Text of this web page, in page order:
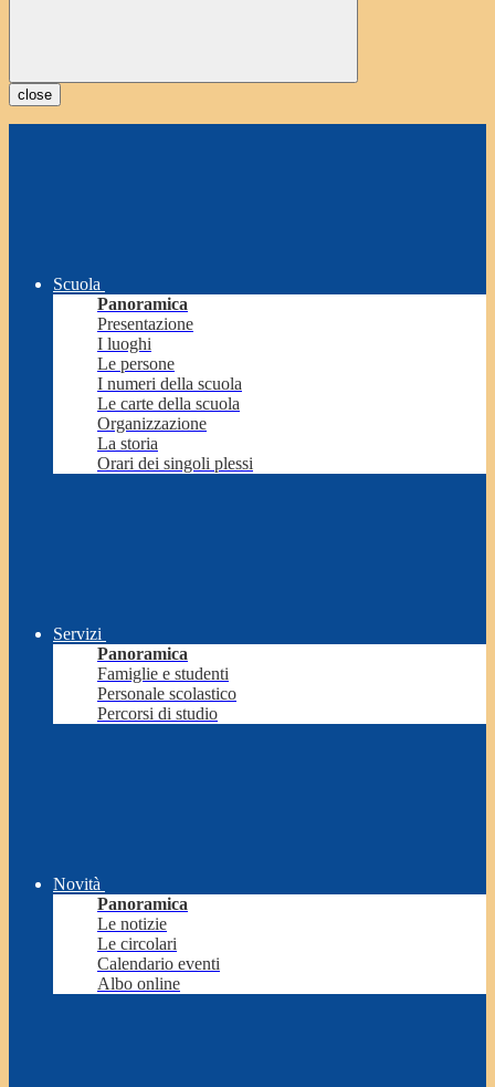
close
Scuola
Panoramica
Presentazione
I luoghi
Le persone
I numeri della scuola
Le carte della scuola
Organizzazione
La storia
Orari dei singoli plessi
Servizi
Panoramica
Famiglie e studenti
Personale scolastico
Percorsi di studio
Novità
Panoramica
Le notizie
Le circolari
Calendario eventi
Albo online